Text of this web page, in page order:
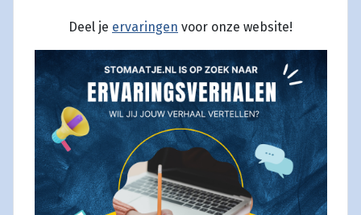
Deel je ervaringen voor onze website!